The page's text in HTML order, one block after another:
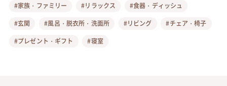
#家族・ファミリー
#リラックス
#食器・ディッシュ
#玄関
#風呂・脱衣所・洗面所 #リビング
#チェア・椅子
#プレゼント・ギフト
#寝室